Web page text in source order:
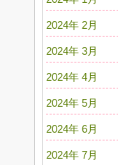
2024年 2月
2024年 3月
2024年 4月
2024年 5月
2024年 6月
2024年 7月